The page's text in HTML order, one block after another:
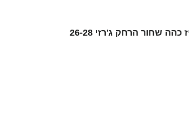
נשים סינגפור אכרם אזמאן #5 טורקיז כהה שחור הרחק ג'רזי 26-28